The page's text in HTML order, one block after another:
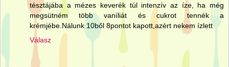
tésztájába a mézes keverék túl intenzív az íze, ha még
megsütném több vaníliát és cukrot tennék a
krémjébe.Nálunk 10ből 8pontot kapott,azért nekem ízlett
Válasz